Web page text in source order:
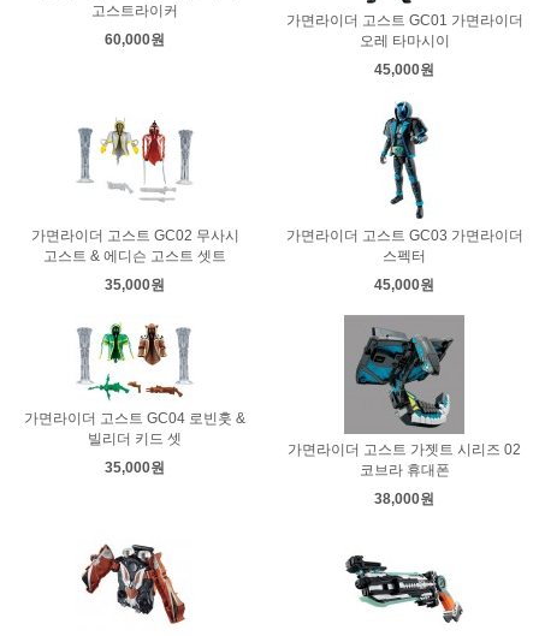
고스트라이커
60,000원
가면라이더 고스트 GC01 가면라이더
오레 타마시이
45,000원
가면라이더 고스트 GC02 무사시
고스트 & 에디슨 고스트 셋트
35,000원
가면라이더 고스트 GC03 가면라이더
스펙터
45,000원
가면라이더 고스트 GC04 로빈훗 &
빌리더 키드 셋
35,000원
가면라이더 고스트 가젯트 시리즈 02
코브라 휴대폰
38,000원